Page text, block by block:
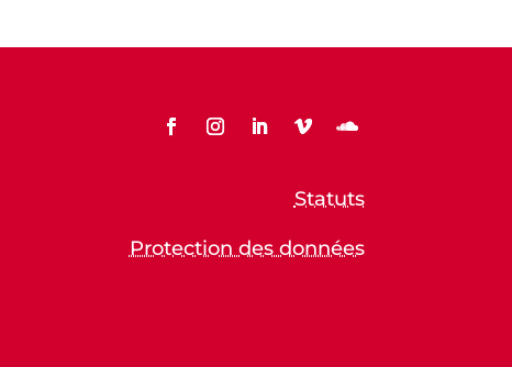
Statuts
Protection des données